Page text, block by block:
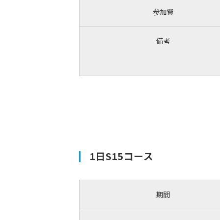
参加費
備考
1日S15コース
期間